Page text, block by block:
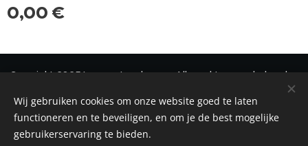
0,00 €
Copyright 2025 Immonetwerk vzw - Alle rechten voorbehouden
Privacy-Disclaimer-Cookiebeleid Cookies
Wij gebruiken cookies om onze website goed te laten
functioneren en te beveiligen, en om je de best mogelijke
gebruikerservaring te bieden.